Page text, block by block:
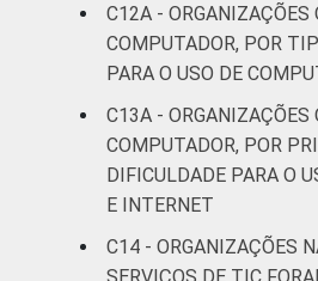
C12A -
COMPUTADOR, POR
PARA O USO DE
C13A -
COMPUTADOR, POR
DIFICULDADE PARA O
E INTERNET
C14 - ORGANIZAÇÕES